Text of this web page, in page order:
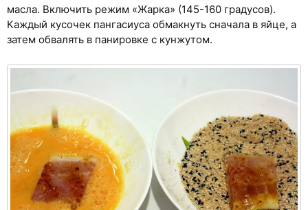
масла. Включить режим «Жарка» (145-160 градусов).
Каждый кусочек пангасиуса обмакнуть сначала в яйце, а
затем обвалять в панировке с кунжутом.